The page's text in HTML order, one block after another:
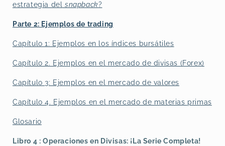
estrategia del snapback?
Parte 2: Ejemplos de trading
Capítulo 1: Ejemplos en los índices bursátiles
Capítulo 2. Ejemplos en el mercado de divisas (Forex)
Capítulo 3: Ejemplos en el mercado de valores
Capítulo 4. Ejemplos en el mercado de materias primas
Glosario
Libro 4 : Operaciones en Divisas: ¡La Serie Completa!